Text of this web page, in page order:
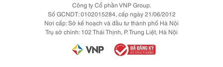
Công ty Cổ phần VNP Group.
Số GCNDT: 0102015284, cấp ngày 21/06/2012
Nơi cấp: Sở kế hoạch và đầu tư thành phố Hà Nội
Trụ sở chính: 102 Thái Thịnh, P. Trung Liệt, Hà Nội